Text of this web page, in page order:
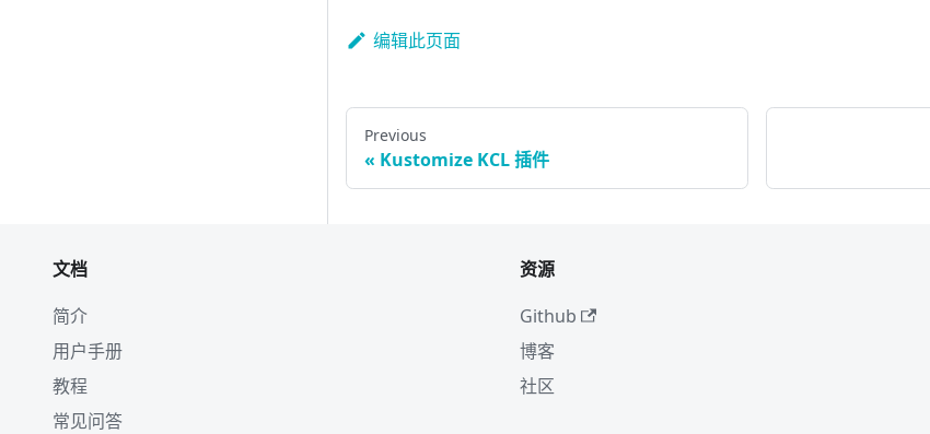
编辑此页面
Previous
Kustomize KCL 插件
文档
简介
用户手册
教程
常见问答
资源
Github
博客
社区